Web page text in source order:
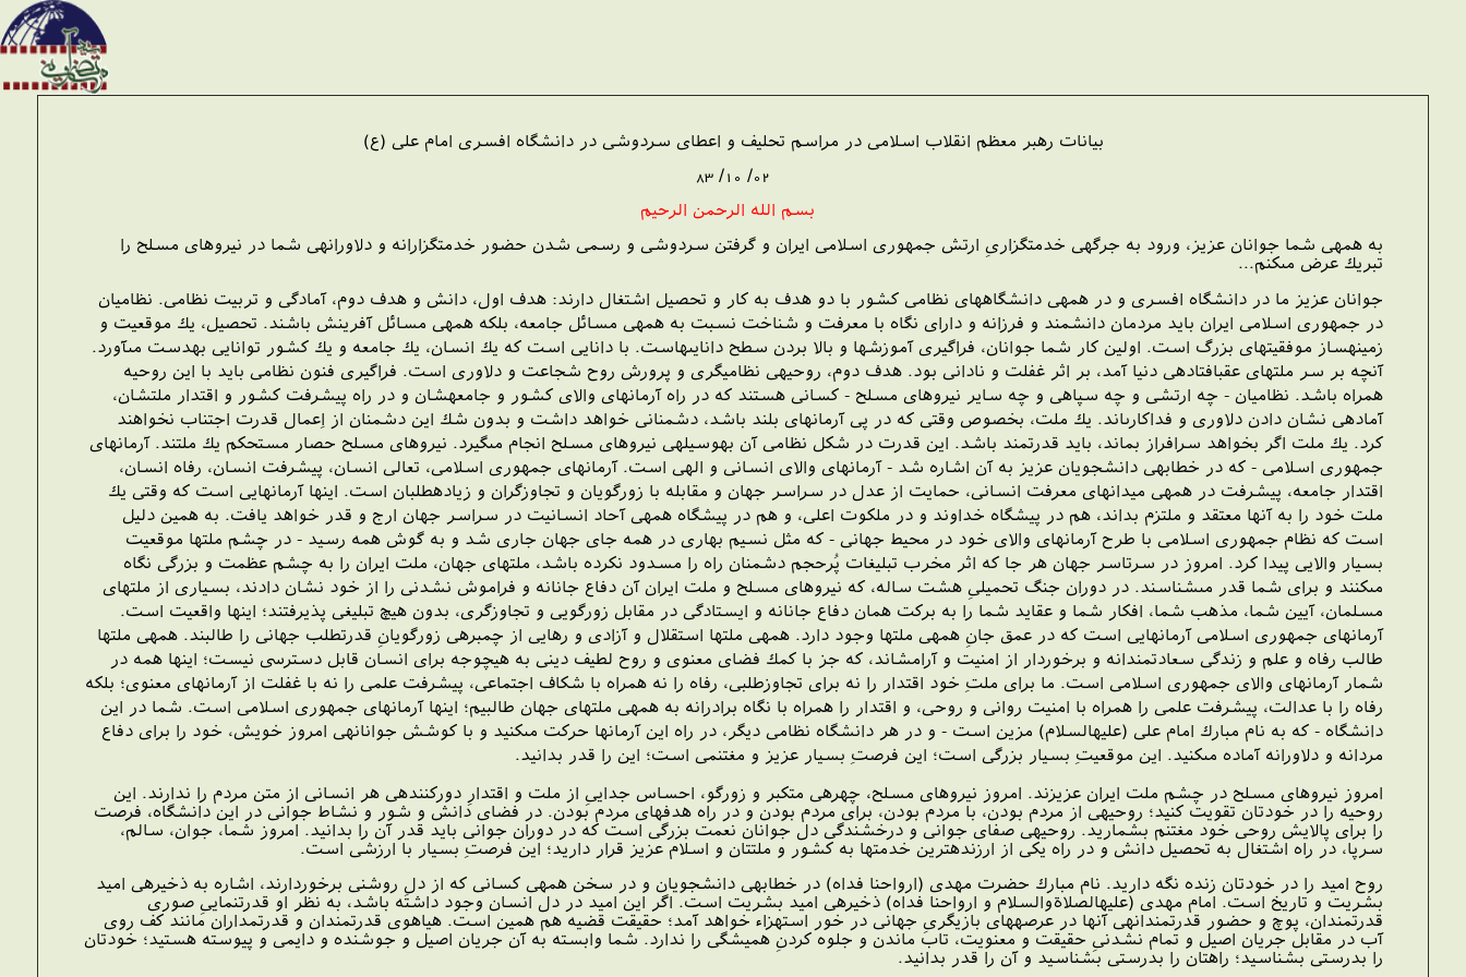
‏بيانات رهبر معظم انقلاب اسلامى در مراسم تحليف و اعطاى سردوشى در دانشگاه افسرى امام على (ع)‏‏‏‏‏‏‏
02/ 10/ 83
بسم الله الرحمن الرحيم
به همه‏ى شما جوانان عزيز، ورود به جرگه‏ى خدمتگزارىِ ارتش جمهورى اسلامى ايران و گرفتن سردوشى و رسمى شدن حضور خدمتگزارانه و دلاورانه‏ى شما در نيروهاى مسلح را
تبريك عرض مى‏كنم...
جوانان عزيز ما در دانشگاه افسرى و در همه‏ى دانشگاه‏هاى نظامى كشور با دو هدف به كار و تحصيل اشتغال دارند: هدف اول، دانش و هدف دوم، آمادگى و تربيت نظامى. نظاميان
در جمهورى اسلامى ايران بايد مردمان دانشمند و فرزانه و داراى نگاه با معرفت و شناخت نسبت به همه‏ى مسائل جامعه، بلكه همه‏ى مسائل آفرينش باشند. تحصيل، يك موقعيت و
زمينه‏ساز موفقيت‏هاى بزرگ است. اولين كار شما جوانان، فراگيرى آموزشها و بالا بردن سطح دانايى‏هاست. با دانايى است كه يك انسان، يك جامعه و يك كشور توانايى به‏دست مى‏آورد.
آنچه بر سر ملتهاى عقب‏افتاده‏ى دنيا آمد، بر اثر غفلت و نادانى بود. هدف دوم، روحيه‏ى نظاميگرى و پرورش روح شجاعت و دلاورى است. فراگيرى فنون نظامى بايد با اين روحيه
همراه باشد. نظاميان - چه ارتشى و چه سپاهى و چه ساير نيروهاى مسلح - كسانى هستند كه در راه آرمانهاى والاى كشور و جامعه‏شان و در راه پيشرفت كشور و اقتدار ملتشان،
آماده‏ى نشان دادن دلاورى و فداكارى‏اند. يك ملت، بخصوص وقتى كه در پى آرمانهاى بلند باشد، دشمنانى خواهد داشت و بدون شك اين دشمنان از اِعمال قدرت اجتناب نخواهند
كرد. يك ملت اگر بخواهد سرافراز بماند، بايد قدرتمند باشد. اين قدرت در شكل نظامى آن به‏وسيله‏ى نيروهاى مسلح انجام مى‏گيرد. نيروهاى مسلح حصار مستحكم يك ملتند. آرمانهاى
جمهورى اسلامى - كه در خطابه‏ى دانشجويان عزيز به آن اشاره شد - آرمانهاى والاى انسانى و الهى است. آرمانهاى جمهورى اسلامى، تعالى انسان، پيشرفت انسان، رفاه انسان،
اقتدار جامعه، پيشرفت در همه‏ى ميدانهاى معرفت انسانى، حمايت از عدل در سراسر جهان و مقابله با زورگويان و تجاوزگران و زياده‏طلبان است. اينها آرمانهايى است كه وقتى يك
ملت خود را به آنها معتقد و ملتزم بداند، هم در پيشگاه خداوند و در ملكوت اعلى‏، و هم در پيشگاه همه‏ى آحاد انسانيت در سراسر جهان ارج و قدر خواهد يافت. به همين دليل
است كه نظام جمهورى اسلامى با طرح آرمانهاى والاى خود در محيط جهانى - كه مثل نسيم بهارى در همه جاى جهان جارى شد و به گوش همه رسيد - در چشم ملتها موقعيت
بسيار والايى پيدا كرد. امروز در سرتاسر جهان هر جا كه اثر مخرب تبليغات پُرحجم دشمنان راه را مسدود نكرده باشد، ملتهاى جهان، ملت ايران را به چشم عظمت و بزرگى نگاه
مى‏كنند و براى شما قدر مى‏شناسند. در دوران جنگ تحميلىِ هشت ساله، كه نيروهاى مسلح و ملت ايران آن دفاع جانانه و فراموش نشدنى را از خود نشان دادند، بسيارى از ملتهاى
مسلمان، آيين شما، مذهب شما، افكار شما و عقايد شما را به بركت همان دفاع جانانه و ايستادگى در مقابل زورگويى و تجاوزگرى، بدون هيچ تبليغى پذيرفتند؛ اينها واقعيت است.
آرمانهاى جمهورى اسلامى آرمانهايى است كه در عمق جانِ همه‏ى ملتها وجود دارد. همه‏ى ملتها استقلال و آزادى و رهايى از چمبره‏ى زورگويانِ قدرت‏طلب جهانى را طالبند. همه‏ى ملتها
طالب رفاه و علم و زندگى سعادتمندانه و برخوردار از امنيت و آرامش‏اند، كه جز با كمك فضاى معنوى و روح لطيف دينى به هيچ‏وجه براى انسان قابل دسترسى نيست؛ اينها همه در
شمار آرمانهاى والاى جمهورى اسلامى است. ما براى ملتِ خود اقتدار را نه براى تجاوزطلبى، رفاه را نه همراه با شكاف اجتماعى، پيشرفت علمى را نه با غفلت از آرمانهاى معنوى؛ بلكه
رفاه را با عدالت، پيشرفت علمى را همراه با امنيت روانى و روحى، و اقتدار را همراه با نگاه برادرانه به همه‏ى ملتهاى جهان طالبيم؛ اينها آرمانهاى جمهورى اسلامى است. شما در اين
دانشگاه - كه به نام مبارك امام على (عليه‏السلام) مزين است - و در هر دانشگاه نظامى ديگر، در راه اين آرمانها حركت مى‏كنيد و با كوشش جوانانه‏ى امروز خويش، خود را براى دفاع
مردانه و دلاورانه آماده مى‏كنيد. اين موقعيتِ بسيار بزرگى است؛ اين فرصتِ بسيار عزيز و مغتنمى است؛ اين را قدر بدانيد.
امروز نيروهاى مسلح در چشم ملت ايران عزيزند. امروز نيروهاى مسلح، چهره‏ى متكبر و زورگو، احساس جدايىِ از ملت و اقتدارِ دوركننده‏ى هر انسانى از متن مردم را ندارند. اين
روحيه را در خودتان تقويت كنيد؛ روحيه‏ى از مردم بودن، با مردم بودن، براى مردم بودن و در راه هدفهاى مردم بودن. در فضاى دانش و شور و نشاط جوانى در اين دانشگاه، فرصت
را براى پالايش روحى خود مغتنم بشماريد. روحيه‏ى صفاى جوانى و درخشندگى دل جوانان نعمت بزرگى است كه در دوران جوانى بايد قدر آن را بدانيد. امروز شما، جوان، سالم،
سرپا، در راه اشتغال به تحصيل دانش و در راه يكى از ارزنده‏ترين خدمتها به كشور و ملتتان و اسلام عزيز قرار داريد؛ اين فرصتِ بسيار با ارزشى است.
روح اميد را در خودتان زنده نگه داريد. نام مبارك حضرت مهدى (ارواحنا فداه) در خطابه‏ى دانشجويان و در سخن همه‏ى كسانى كه از دلِ روشنى برخوردارند، اشاره به ذخيره‏ى اميد
بشريت و تاريخ است. امام مهدى (عليه‏الصلاةوالسلام و ارواحنا فداه) ذخيره‏ى اميد بشريت است. اگر اين اميد در دل انسان وجود داشته باشد، به نظر او قدرت‏نمايىِ صورى
قدرتمندان، پوچ و حضور قدرتمندانه‏ى آنها در عرصه‏هاى بازيگرىِ جهانى در خور استهزاء خواهد آمد؛ حقيقت قضيه هم همين است. هياهوى قدرتمندان و قدرتمداران مانند كف روى
آب در مقابل جريان اصيل و تمام نشدنىِ حقيقت و معنويت، تاب ماندن و جلوه كردنِ هميشگى را ندارد. شما وابسته به آن جريان اصيل و جوشنده و دايمى و پيوسته هستيد؛ خودتان
را بدرستى بشناسيد؛ راهتان را بدرستى بشناسيد و آن را قدر بدانيد.